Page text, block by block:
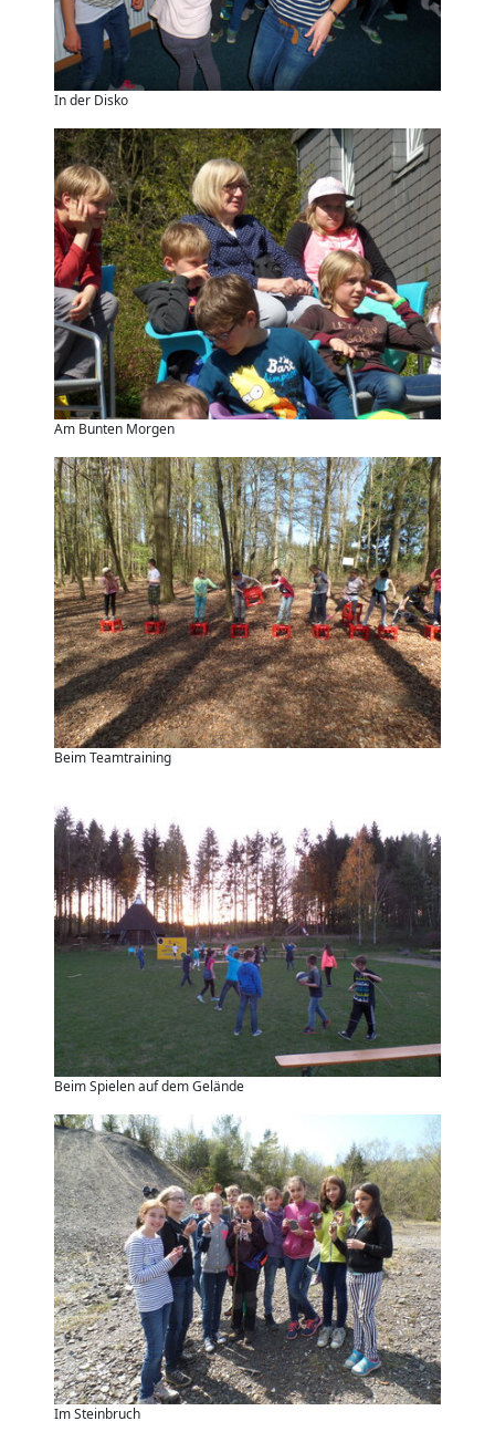
In der Disko
Am Bunten Morgen
Beim Teamtraining
Beim Spielen auf dem Gelände
Im Steinbruch